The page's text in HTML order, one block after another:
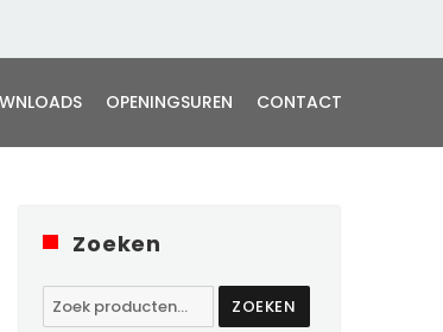
OPENINGSUREN CONTACT
Zoeken
Zoeken
ZOEKEN